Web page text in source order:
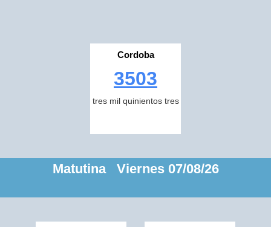
Cordoba
3503
tres mil quinientos tres
Matutina Viernes 07/08/26